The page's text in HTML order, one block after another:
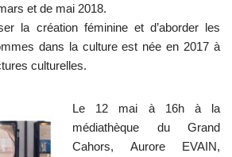
et de mai 2018.
la création féminine et d’aborder les
dans la culture est née en 2017 à
culturelles.
Le 12 mai à 16h à la
médiathèque du Grand
Cahors, Aurore EVAIN,